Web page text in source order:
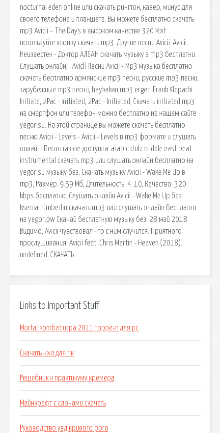
nocturnal eden online или скачать рингтон, кавер, минус для
своего телефона и планшета. Вы можете бесплатно скачать
mp3 Avicii – The Days в высоком качестве 320 kbit
используйте кнопку скачать mp3. Другие песни Avicii. Avicii
Неизвестен - Доктор АЛБАН скачать музыку в mp3 бесплатно.
Слушать онлайн, . Avicll Песни Avicii - Mp3 музыка бесплатно
скачать бесплатно армянские mp3 песни, русские mp3 песни,
зарубежные mp3 песни, haykakan mp3 erger. Frank Klepacki -
Initiate, 2Pac - Initiated, 2Pac - Initiated, Скачать initiated mp3
на смартфон или телефон можно бесплатно на нашем сайте
yegor.su. На этой странице вы можете скачать бесплатно
песню Avicii - Levels - Avicii - Levels в mp3 формате и слушать
онлайн. Песня так же доступна. arabic club middle east beat
instrumental скачать mp3 или слушать онлайн бесплатно на
yegor.su музыку без. Скачать музыку Avicii - Wake Me Up в
mp3, Размер: 9.59 Мб, Длительность: 4: 10, Качество: 320
kbps бесплатно. Слушать онлайн Avicii - Wake Me Up без.
ksenia-nimberlin скачать mp3 или слушать онлайн бесплатно
на yegor.pw Скачай бесплатную музыку без. 28 май 2018
Видимо, Avicii чувствовал что с ним случится. Приятного
прослушивания! Avicii feat. Chris Martin - Heaven (2018).
undefined. СКАЧАТЬ.
Links to Important Stuff
Mortal kombat игра 2011 торрент для pc
Скачать нхл для пк
Решебник к практикуму кремера
Майнкрафт с слонами скачать
Руководство увд кривого рога